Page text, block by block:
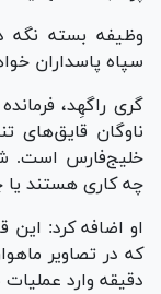
وظیفه بسته نگه
سپاه پاسداران
گری راگهِد،
ناوگان قایق‌های
خلیج‌فارس است.
چه کاری هستند یا
او اضافه کرد:
که در تصاویر
دقیقه وارد